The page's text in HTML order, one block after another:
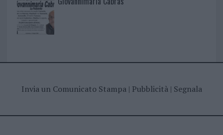
Invia un Comunicato Stampa| Pubblicità| Segnala